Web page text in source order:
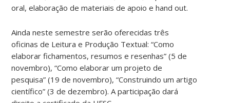
oral, elaboração de materiais de apoio e hand out.
Ainda neste semestre serão oferecidas três
oficinas de Leitura e Produção Textual: “Como
elaborar fichamentos, resumos e resenhas” (5 de
novembro), “Como elaborar um projeto de
pesquisa” (19 de novembro), “Construindo um artigo
científico” (3 de dezembro). A participação dará